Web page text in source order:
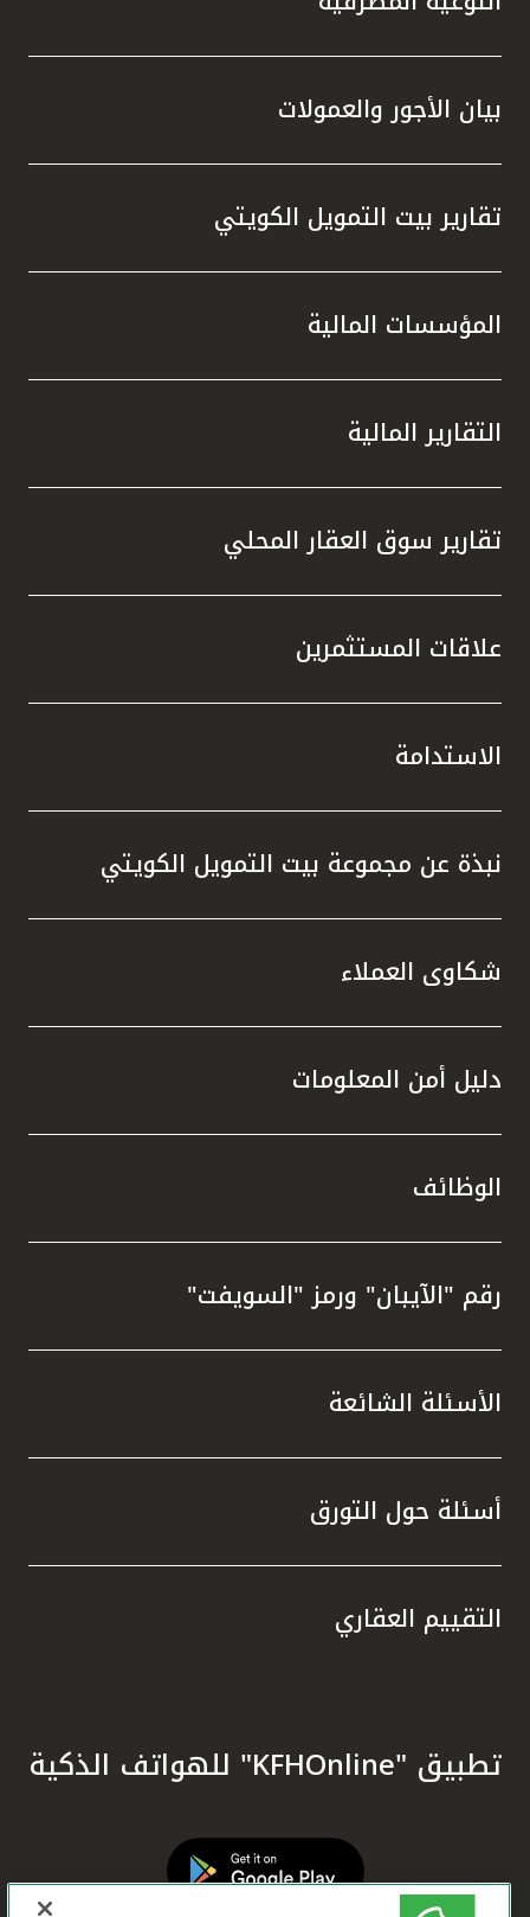
بيان الأجور والعمولات
تقارير بيت التمويل الكويتي
المؤسسات المالية
التقارير المالية
تقارير سوق العقار المحلي
علاقات المستثمرين
الاستدامة
نبذة عن مجموعة بيت التمويل الكويتي
شكاوى العملاء
دليل أمن المعلومات
الوظائف
رقم "الآيبان" ورمز "السويفت"
الأسئلة الشائعة
أسئلة حول التورق
التقييم العقاري
تطبيق "KFHOnline" للهواتف الذكية